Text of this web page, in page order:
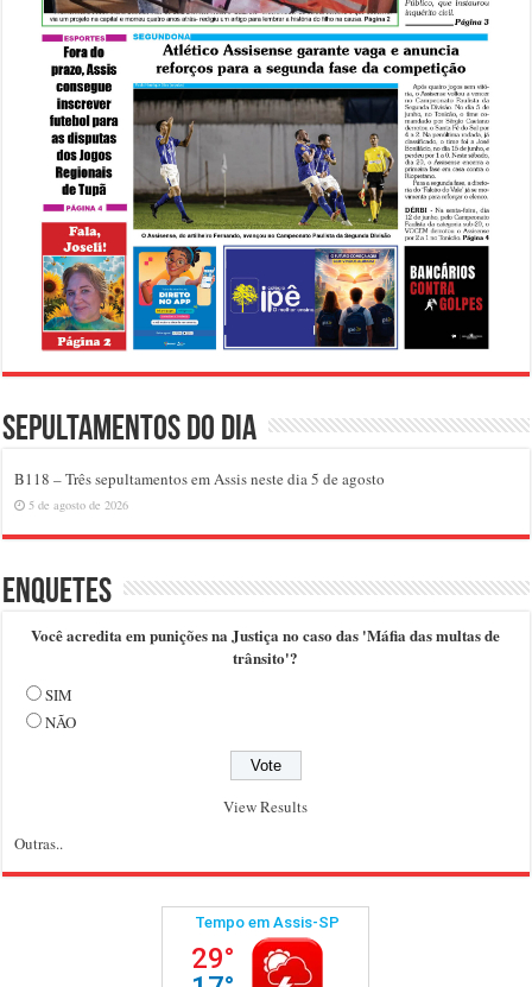
Sepultamentos do dia
B118 – Três sepultamentos em Assis neste dia 5 de agosto
5 de agosto de 2026
Enquetes
Você acredita em punições na Justiça no caso das 'Máfia das multas de
trânsito'?
SIM
NÃO
View Results
Outras..